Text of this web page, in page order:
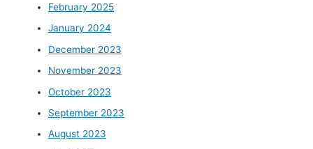
February 2025
January 2024
December 2023
November 2023
October 2023
September 2023
August 2023